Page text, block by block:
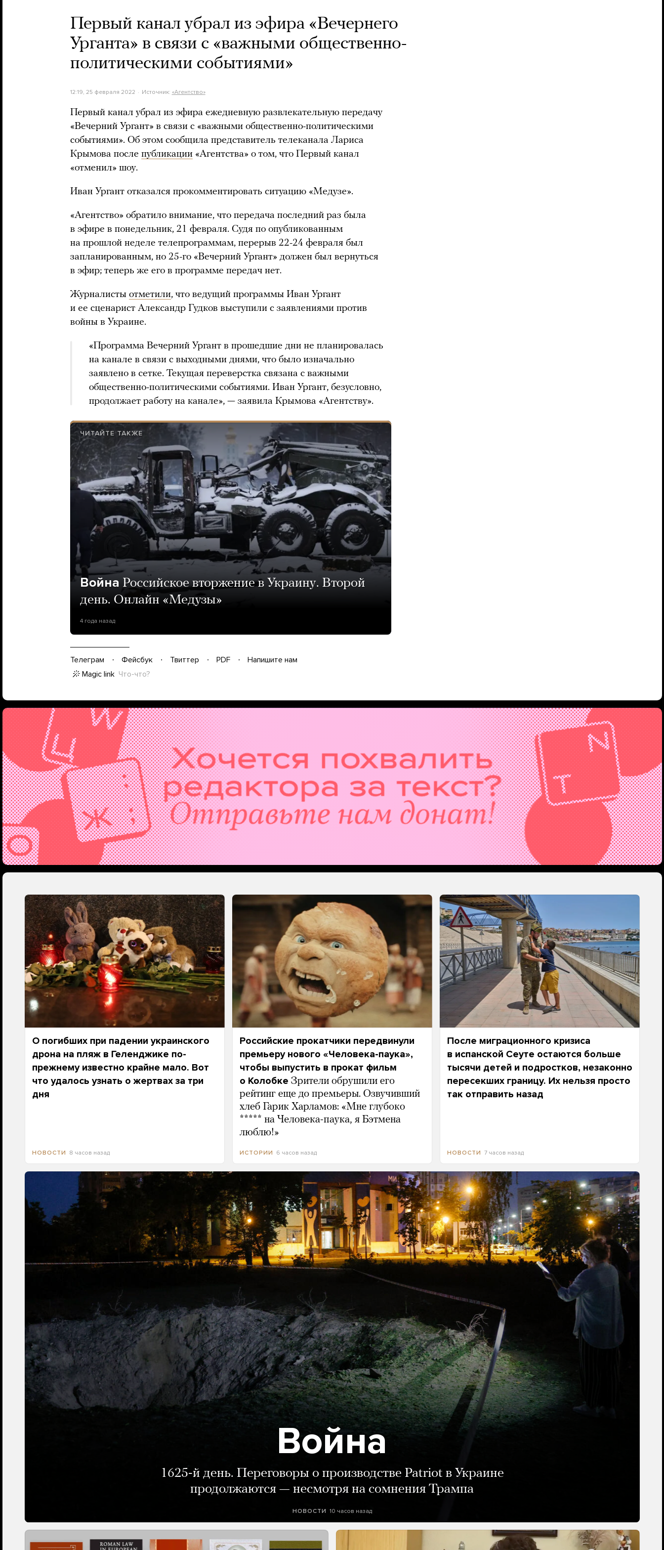
Первый канал убрал из эфира «Вечернего
Урганта» в связи с «важными общественно-
политическими событиями»
12:19, 25 февраля 2022 Источник: «Агентство»
Первый канал убрал из эфира ежедневную развлекательную передачу
«Вечерний Ургант» в связи с «важными общественно-политическими
событиями». Об этом сообщила представитель телеканала Лариса
Крымова после публикации «Агентства» о том, что Первый канал
«отменил» шоу.
Иван Ургант отказался прокомментировать ситуацию «Медузе».
«Агентство» обратило внимание, что передача последний раз была
в эфире в понедельник, 21 февраля. Судя по опубликованным
на прошлой неделе телепрограммам, перерыв 22-24 февраля был
запланированным, но 25-го «Вечерний Ургант» должен был вернуться
в эфир; теперь же его в программе передач нет.
Журналисты отметили, что ведущий программы Иван Ургант
и ее сценарист Александр Гудков выступили с заявлениями против
войны в Украине.
«Программа Вечерний Ургант в прошедшие дни не планировалась
на канале в связи с выходными днями, что было изначально
заявлено в сетке. Текущая переверстка связана с важными
общественно-политическими событиями. Иван Ургант, безусловно,
продолжает работу на канале», — заявила Крымова «Агентству».
ЧИТАЙТЕ ТАКЖЕ
Война Российское вторжение в Украину. Второй
день. Онлайн «Медузы»
4 года назад
Телеграм Фейсбук Твиттер PDF
Напишите нам
Magic link Что-что?
О погибших при падении украинского
дрона на пляж в Геленджике по-
прежнему известно крайне мало. Вот
что удалось узнать о жертвах за три
дня
НОВОСТИ 8 часов назад
Российские прокатчики передвинули
премьеру нового «Человека-паука»,
чтобы выпустить в прокат фильм
о Колобке Зрители обрушили его
рейтинг еще до премьеры. Озвучивший
хлеб Гарик Харламов: «Мне глубоко
***** на Человека-паука, я Бэтмена
люблю!»
ИСТОРИИ 6 часов назад
После миграционного кризиса
в испанской Сеуте остаются больше
тысячи детей и подростков, незаконно
пересекших границу. Их нельзя просто
так отправить назад
НОВОСТИ 7 часов назад
Война
1625-й день. Переговоры о производстве Patriot в Украине
продолжаются — несмотря на сомнения Трампа
НОВОСТИ 10 часов назад